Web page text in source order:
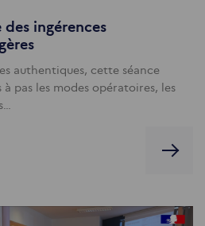
des ingérences
authentiques, cette séance
pas les modes opératoires, les